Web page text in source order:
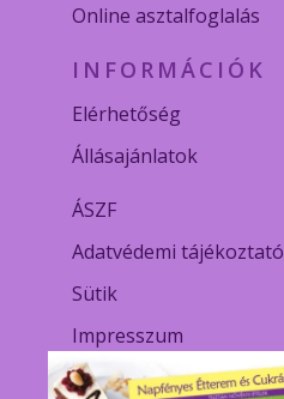
Online asztalfoglalás
INFORMÁCIÓK
Elérhetőség
Állásajánlatok
ÁSZF
Adatvédemi tájékoztató
Sütik
Impresszum